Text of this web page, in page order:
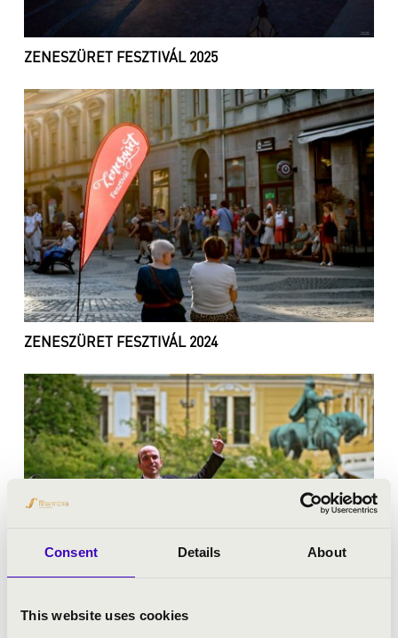
Consent Details About
This website uses cookies
ZENESZÜRET FESZTIVÁL 2025
ZENESZÜRET FESZTIVÁL 2024
ZENESZÜRET FESZTIVÁL 2023